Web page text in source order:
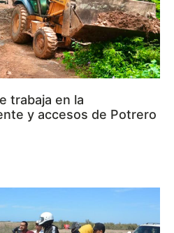
trabaja en la
y accesos de Potrero